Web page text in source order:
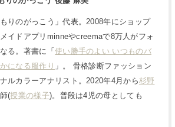
りのがっこう」代表。2008年にショップ
イドアプリminneやcreemaで8万人がフォ
る。著書に「 使い勝手のよい いつものバ
になる服作り 」。 骨格診断ファッション
ルカラーアナリスト。2020年4月から杉野
(授業の様子)。普段は4児の母としても